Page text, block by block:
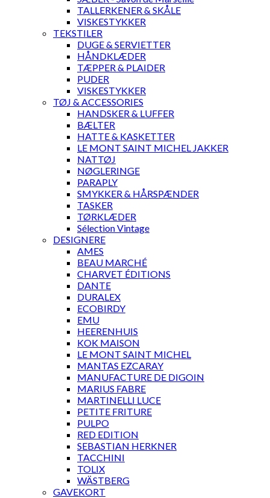
TALLERKENER & SKÅLE
VISKESTYKKER
TEKSTILER
DUGE & SERVIETTER
HÅNDKLÆDER
TÆPPER & PLAIDER
PUDER
VISKESTYKKER
TØJ & ACCESSORIES
HANDSKER & LUFFER
BÆLTER
HATTE & KASKETTER
LE MONT SAINT MICHEL JAKKER
NATTØJ
NØGLERINGE
PARAPLY
SMYKKER & HÅRSPÆNDER
TASKER
TØRKLÆDER
Sélection Vintage
DESIGNERE
AMES
BEAU MARCHÉ
CHARVET ÉDITIONS
DANTE
DURALEX
ECOBIRDY
EMU
HEERENHUIS
KOK MAISON
LE MONT SAINT MICHEL
MANTAS EZCARAY
MANUFACTURE DE DIGOIN
MARIUS FABRE
MARTINELLI LUCE
PETITE FRITURE
PULPO
RED EDITION
SEBASTIAN HERKNER
TACCHINI
TOLIX
WÄSTBERG
GAVEKORT